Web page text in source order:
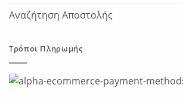
Αναζήτηση Αποστολής
Τρόποι Πληρωμής